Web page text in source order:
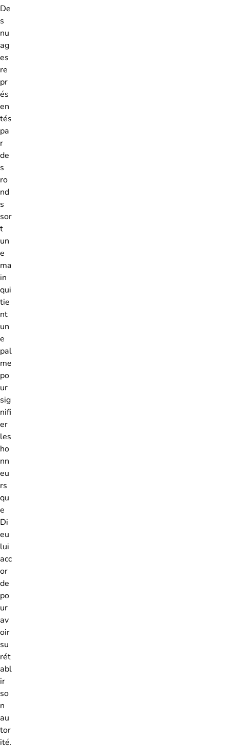
De
s
nu
ag
es
re
pr
és
en
tés
pa
r
de
s
ro
nd
s
sor
t
un
e
ma
in
qui
tie
nt
un
e
pal
me
po
ur
sig
nifi
er
les
ho
nn
eu
rs
qu
e
Di
eu
lui
acc
or
de
po
ur
av
oir
su
rét
abl
ir
so
n
au
tor
ité.